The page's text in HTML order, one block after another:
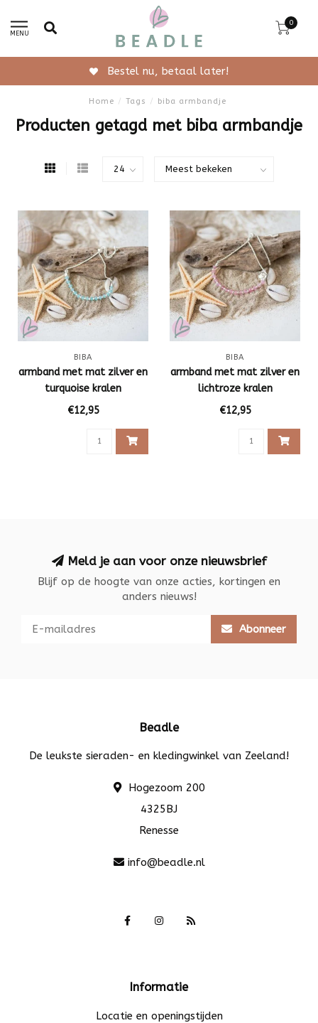
MENU
0
Bestel nu, betaal later!
Home / Tags / biba armbandje
Producten getagd met biba armbandje
BIBA
armband met mat zilver en
turquoise kralen
€12,95
BIBA
armband met mat zilver en
lichtroze kralen
€12,95
Meld je aan voor onze nieuwsbrief
Blijf op de hoogte van onze acties, kortingen en
anders nieuws!
Abonneer
Beadle
De leukste sieraden- en kledingwinkel van Zeeland!
Hogezoom 200
4325BJ
Renesse
info@beadle.nl
Informatie
Locatie en openingstijden